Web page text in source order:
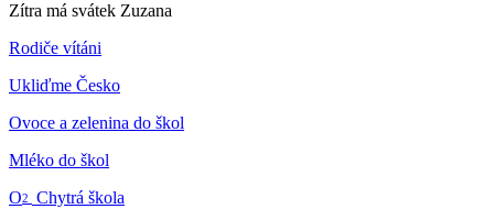
Zítra má svátek Zuzana
Rodiče vítáni
Ukliďme Česko
Ovoce a zelenina do škol
Mléko do škol
O2 Chytrá škola